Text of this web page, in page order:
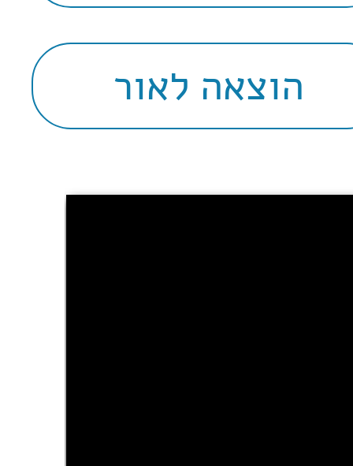
הוצאה לאור